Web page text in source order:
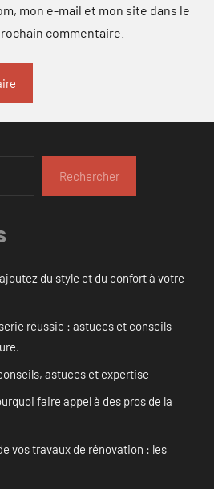
mon e-mail et mon site dans le
commentaire.
Rechercher
du style et du confort à votre
réussie : astuces et conseils
astuces et expertise
faire appel à des pros de la
vos travaux de rénovation : les